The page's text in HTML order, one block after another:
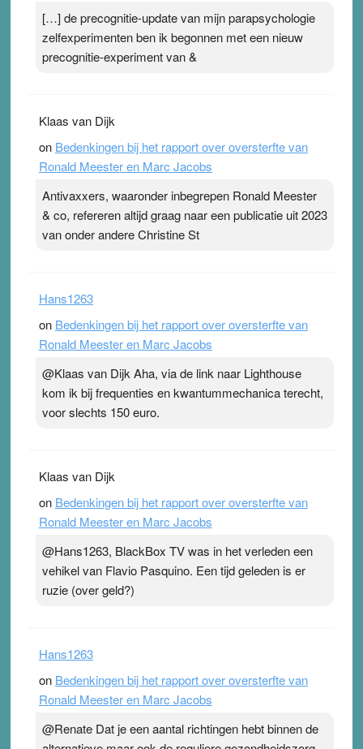
ademen’ kan goud waard zijn. Door…Lees meer
Pleisterplakkers in de topspsort ›[...]
[…] de precognitie-update van mijn parapsychologie
zelfexperimenten ben ik begonnen met een nieuw
precognitie-experiment van &
Klaas van Dijk
on Bedenkingen bij het rapport over oversterfte van
Ronald Meester en Marc Jacobs
Antivaxxers, waaronder inbegrepen Ronald Meester
& co, refereren altijd graag naar een publicatie uit 2023
van onder andere Christine St
Hans1263
on Bedenkingen bij het rapport over oversterfte van
Ronald Meester en Marc Jacobs
@Klaas van Dijk Aha, via de link naar Lighthouse
kom ik bij frequenties en kwantummechanica terecht,
voor slechts 150 euro.
Klaas van Dijk
on Bedenkingen bij het rapport over oversterfte van
Ronald Meester en Marc Jacobs
@Hans1263, BlackBox TV was in het verleden een
vehikel van Flavio Pasquino. Een tijd geleden is er
ruzie (over geld?)
Hans1263
on Bedenkingen bij het rapport over oversterfte van
Ronald Meester en Marc Jacobs
@Renate Dat je een aantal richtingen hebt binnen de